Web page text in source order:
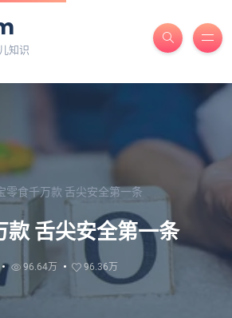
知识
零食千万款 舌尖安全第一条
款 舌尖安全第一条
96.64万 96.36万